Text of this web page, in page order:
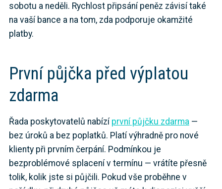
sobotu a neděli. Rychlost připsání peněz závisí také
na vaší bance a na tom, zda podporuje okamžité
platby.
První půjčka před výplatou
zdarma
Řada poskytovatelů nabízí první půjčku zdarma—
bez úroků a bez poplatků. Platí výhradně pro nové
klienty při prvním čerpání. Podmínkou je
bezproblémové splacení v termínu — vrátíte přesně
tolik, kolik jste si půjčili. Pokud vše proběhne v